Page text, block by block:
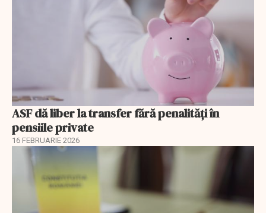
ASF dă liber la transfer fără penalități în
pensiile private
16 FEBRUARIE 2026